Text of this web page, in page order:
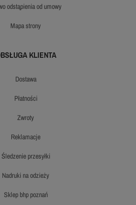
odstąpienia od umowy
mapa strony
KLIENTA
dostawa
płatności
zwroty
reklamacje
śledzenie przesyłki
nadruki na odzieży
sklep bhp poznań